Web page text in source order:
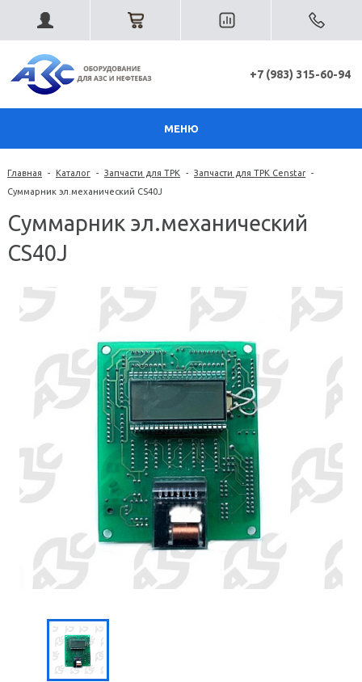
+7 (983) 315-60-94
МЕНЮ
Главная - Каталог - Запчасти для ТРК - Запчасти для ТРК Censtar -
Суммарник эл.механический CS40J
Суммарник эл.механический
CS40J